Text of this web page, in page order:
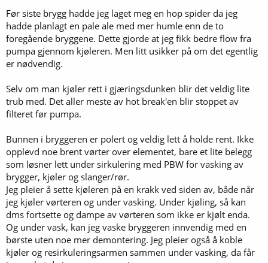
Før siste brygg hadde jeg laget meg en hop spider da jeg
hadde planlagt en pale ale med mer humle enn de to
foregående bryggene. Dette gjorde at jeg fikk bedre flow fra
pumpa gjennom kjøleren. Men litt usikker på om det egentlig
er nødvendig.
Selv om man kjøler rett i gjæringsdunken blir det veldig lite
trub med. Det aller meste av hot break'en blir stoppet av
filteret før pumpa.
Bunnen i bryggeren er polert og veldig lett å holde rent. Ikke
opplevd noe brent vørter over elementet, bare et lite belegg
som løsner lett under sirkulering med PBW for vasking av
brygger, kjøler og slanger/rør.
Jeg pleier å sette kjøleren på en krakk ved siden av, både når
jeg kjøler vørteren og under vasking. Under kjøling, så kan
dms fortsette og dampe av vørteren som ikke er kjølt enda.
Og under vask, kan jeg vaske bryggeren innvendig med en
børste uten noe mer demontering. Jeg pleier også å koble
kjøler og resirkuleringsarmen sammen under vasking, da får